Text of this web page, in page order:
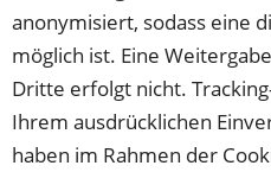
anonymisiert, sodass eine
möglich ist. Eine
Dritte erfolgt nicht.
Ihrem ausdrücklichen
haben im Rahmen der